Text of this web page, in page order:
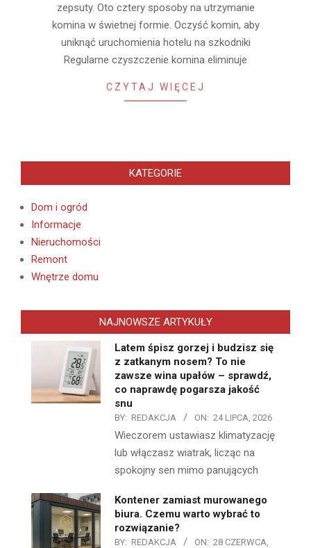
zepsuty. Oto cztery sposoby na utrzymanie
komina w świetnej formie. Oczyść komin, aby
uniknąć uruchomienia hotelu na szkodniki
Regularne czyszczenie komina eliminuje
CZYTAJ WIĘCEJ
KATEGORIE
Dom i ogród
Informacje
Nieruchomości
Remont
Wnętrze domu
NAJNOWSZE ARTYKUŁY
Latem śpisz gorzej i budzisz się
z zatkanym nosem? To nie
zawsze wina upałów – sprawdź,
co naprawdę pogarsza jakość
snu
BY: REDAKCJA ON: 24 LIPCA, 2026
Wieczorem ustawiasz klimatyzację
lub włączasz wiatrak, licząc na
spokojny sen mimo panujących
Kontener zamiast murowanego
biura. Czemu warto wybrać to
rozwiązanie?
BY: REDAKCJA ON: 28 CZERWCA,